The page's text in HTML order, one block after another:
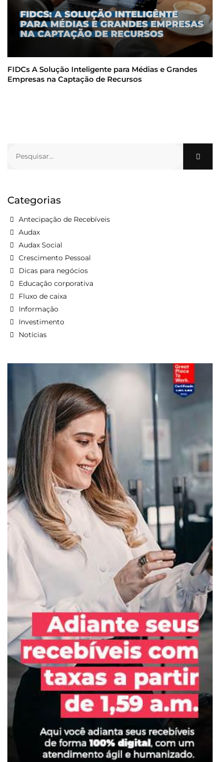
FIDCs A Solução Inteligente para Médias e Grandes
Empresas na Captação de Recursos
Categorias
Antecipação de Recebíveis
Audax
Audax Social
Crescimento Pessoal
Dicas para negócios
Educação corporativa
Fluxo de caixa
Informação
Investimento
Notícias